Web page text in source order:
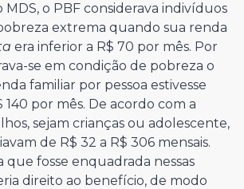
MDS, o PBF considerava indivíduos
extrema quando sua renda
era inferior a R$ 70 por mês. Por
se em condição de pobreza o
familiar por pessoa estivesse
por mês. De acordo com a
sejam crianças ou adolescente,
de R$ 32 a R$ 306 mensais.
fosse enquadrada nessas
direito ao benefício, de modo